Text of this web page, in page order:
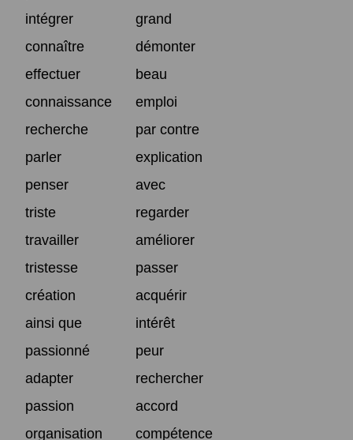
intégrer
grand
connaître
démonter
effectuer
beau
connaissance
emploi
recherche
par contre
parler
explication
penser
avec
triste
regarder
travailler
améliorer
tristesse
passer
création
acquérir
ainsi que
intérêt
passionné
peur
adapter
rechercher
passion
accord
organisation
compétence